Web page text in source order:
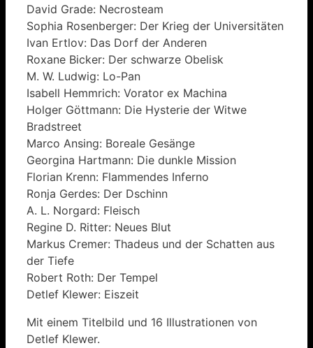
David Grade: Necrosteam
Sophia Rosenberger: Der Krieg der Universitäten
Ivan Ertlov: Das Dorf der Anderen
Roxane Bicker: Der schwarze Obelisk
M. W. Ludwig: Lo-Pan
Isabell Hemmrich: Vorator ex Machina
Holger Göttmann: Die Hysterie der Witwe
Bradstreet
Marco Ansing: Boreale Gesänge
Georgina Hartmann: Die dunkle Mission
Florian Krenn: Flammendes Inferno
Ronja Gerdes: Der Dschinn
A. L. Norgard: Fleisch
Regine D. Ritter: Neues Blut
Markus Cremer: Thadeus und der Schatten aus
der Tiefe
Robert Roth: Der Tempel
Detlef Klewer: Eiszeit
Mit einem Titelbild und 16 Illustrationen von
Detlef Klewer.